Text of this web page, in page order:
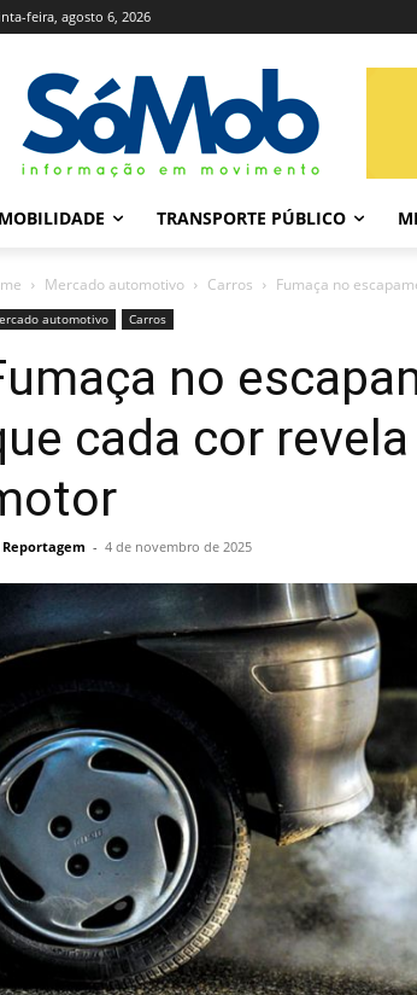
feira, agosto 6, 2026
MOBILIDADE TRANSPORTE PÚBLICO
Mercado automotivo Carros Fumaça no
automotivo Carros
no
cada cor
Reportagem - 4 de novembro de 2025